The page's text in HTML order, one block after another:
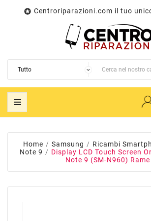
 Centroriparazioni.com il tuo
Home Samsung Ricambi
Note 9
Display LCD Touch Screen
Note 9 (SM-N960) Rame